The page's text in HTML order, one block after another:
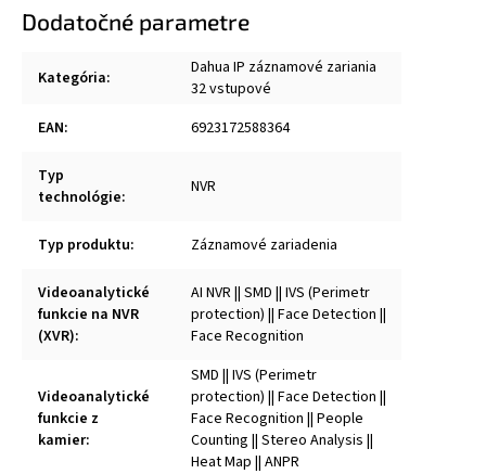
Dodatočné parametre
Kategória:
Dahua IP záznamové zariania
32 vstupové
EAN: 6923172588364
Typ
technológie: NVR
Typ produktu: Záznamové zariadenia
Videoanalytické
funkcie na NVR
(XVR):
AI NVR || SMD || IVS (Perimetr
protection) || Face Detection ||
Face Recognition
Videoanalytické
funkcie z
kamier:
SMD || IVS (Perimetr
protection) || Face Detection ||
Face Recognition || People
Counting || Stereo Analysis ||
Heat Map || ANPR